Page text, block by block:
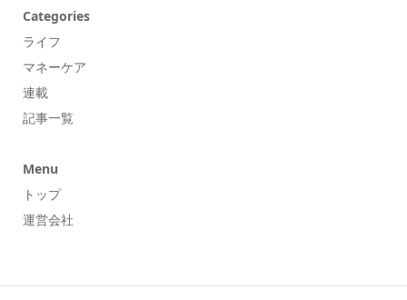
Categories
ライフ
マネーケア
連載
記事一覧
Menu
トップ
運営会社